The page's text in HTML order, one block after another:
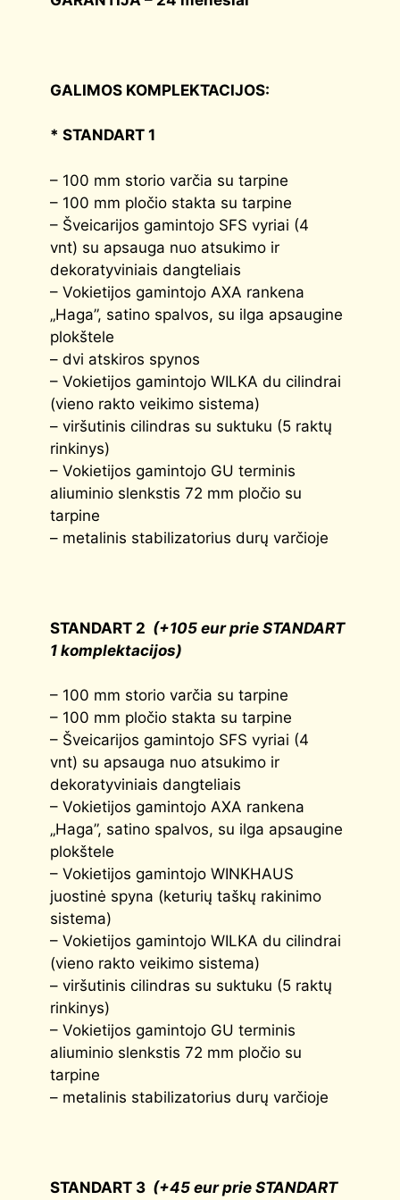
GALIMOS KOMPLEKTACIJOS:
* STANDART 1
– 100 mm storio varčia su tarpine
– 100 mm pločio stakta su tarpine
– Šveicarijos gamintojo SFS vyriai (4
vnt) su apsauga nuo atsukimo ir
dekoratyviniais dangteliais
– Vokietijos gamintojo AXA rankena
„Haga”, satino spalvos, su ilga apsaugine
plokštele
– dvi atskiros spynos
– Vokietijos gamintojo WILKA du cilindrai
(vieno rakto veikimo sistema)
– viršutinis cilindras su suktuku (5 raktų
rinkinys)
– Vokietijos gamintojo GU terminis
aliuminio slenkstis 72 mm pločio su
tarpine
– metalinis stabilizatorius durų varčioje
STANDART 2 (+105 eur prie STANDART
1 komplektacijos)
– 100 mm storio varčia su tarpine
– 100 mm pločio stakta su tarpine
– Šveicarijos gamintojo SFS vyriai (4
vnt) su apsauga nuo atsukimo ir
dekoratyviniais dangteliais
– Vokietijos gamintojo AXA rankena
„Haga”, satino spalvos, su ilga apsaugine
plokštele
– Vokietijos gamintojo WINKHAUS
juostinė spyna (keturių taškų rakinimo
sistema)
– Vokietijos gamintojo WILKA du cilindrai
(vieno rakto veikimo sistema)
– viršutinis cilindras su suktuku (5 raktų
rinkinys)
– Vokietijos gamintojo GU terminis
aliuminio slenkstis 72 mm pločio su
tarpine
– metalinis stabilizatorius durų varčioje
STANDART 3 (+45 eur prie STANDART